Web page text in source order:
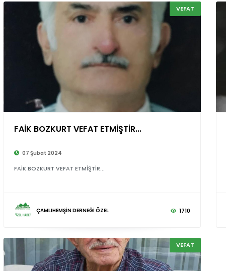
VEFAT
FAİK BOZKURT VEFAT ETMİŞTİR...
07 Şubat 2024
FAİK BOZKURT VEFAT ETMİŞTİR...
ÇAMLIHEMŞİN DERNEĞİ ÖZEL 1710
VEFAT